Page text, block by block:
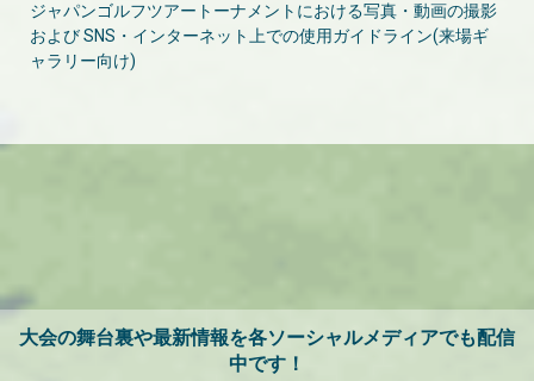
ジャパンゴルフツアートーナメントにおける写真・動画の撮影
および SNS・インターネット上での使用ガイドライン(来場ギ
ャラリー向け)
大会の舞台裏や最新情報を各ソーシャルメディアでも配信
中です！